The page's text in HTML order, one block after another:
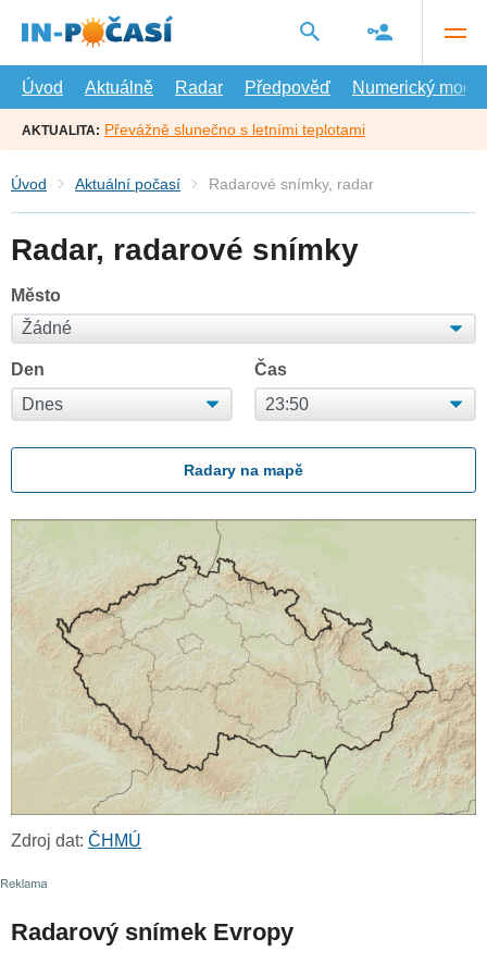
hlavní
Úvod
Aktuálně Radar Předpověď Numerický model
AKTUALITA: Převážně slunečno s letními teplotami
Úvod Aktuální počasí Radarové snímky, radar
Radar, radarové snímky
Město
Den Čas
Radary na mapě
Zdroj dat: ČHMÚ
Radarový snímek Evropy